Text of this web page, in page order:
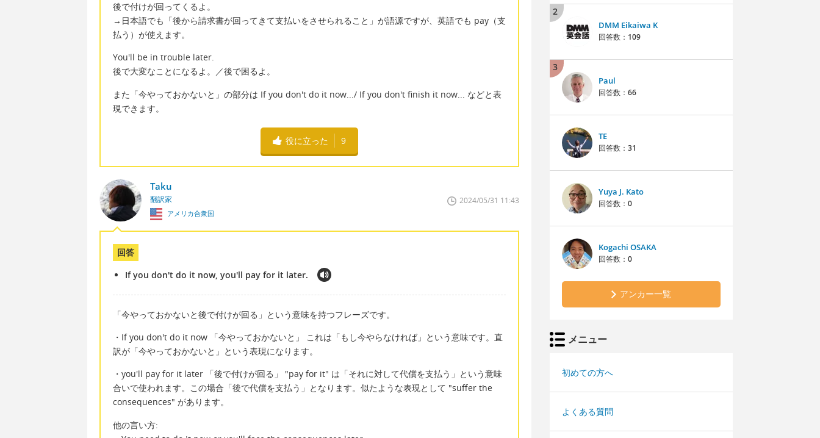
後で付けが回ってくるよ。
→日本語でも「後から請求書が回ってきて支払いをさせられること」が語源ですが、英語でも pay（支
払う）が使えます。
You'll be in trouble later.
後で大変なことになるよ。／後で困るよ。
また「今やっておかないと」の部分は If you don't do it now.../ If you don't finish it now... などと表
現できます。
役に立った 9
Taku
翻訳家
アメリカ合衆国
2024/05/31 11:43
回答
If you don't do it now, you'll pay for it later.
「今やっておかないと後で付けが回る」という意味を持つフレーズです。
・If you don't do it now 「今やっておかないと」 これは「もし今やらなければ」という意味です。直
訳が「今やっておかないと」という表現になります。
・you'll pay for it later 「後で付けが回る」 "pay for it" は「それに対して代償を支払う」という意味
合いで使われます。この場合「後で代償を支払う」となります。似たような表現として "suffer the
consequences" があります。
他の言い方:
2
DMM Eikaiwa K
回答数： 109
3
Paul
回答数： 66
TE
回答数： 31
Yuya J. Kato
回答数： 0
Kogachi OSAKA
回答数： 0
アンカー一覧
メニュー
初めての方へ
よくある質問